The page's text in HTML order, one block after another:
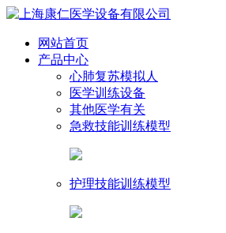
网站首页
产品中心
心肺复苏模拟人
医学训练设备
其他医学有关
急救技能训练模型
护理技能训练模型